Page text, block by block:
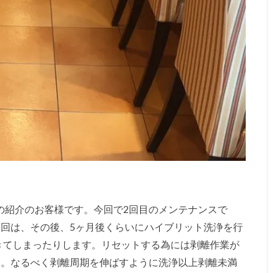
介のお客様です。今回で2回目のメンテナンスで
は、その後、5ヶ月後くらいにハイブリット洗浄を行
しまったりします。リセットする為には剥離作業が
なるべく剥離周期を伸ばすように洗浄以上剥離未満